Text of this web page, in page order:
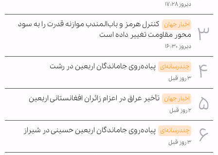
دیروز ۱۷:۲۸
اخبار جهان کنترل هرمز و باب‌المندب موازنه قدرت را به سود
محور مقاومت تغییر داده است
دیروز ۱۶:۳۰
چندرسانه‌ای پیاده‌روی جاماندگان اربعین در رشت
۳ روز قبل
اخبار جهان تأخیر عراق در اعزام زائران افغانستانی اربعین
۲ روز قبل
چندرسانه‌ای پیاده‌روی جاماندگان اربعین حسینی در شیراز
۳ روز قبل